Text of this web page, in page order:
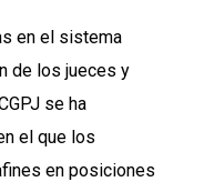
en el sistema
de los jueces y
se ha
el que los
en posiciones